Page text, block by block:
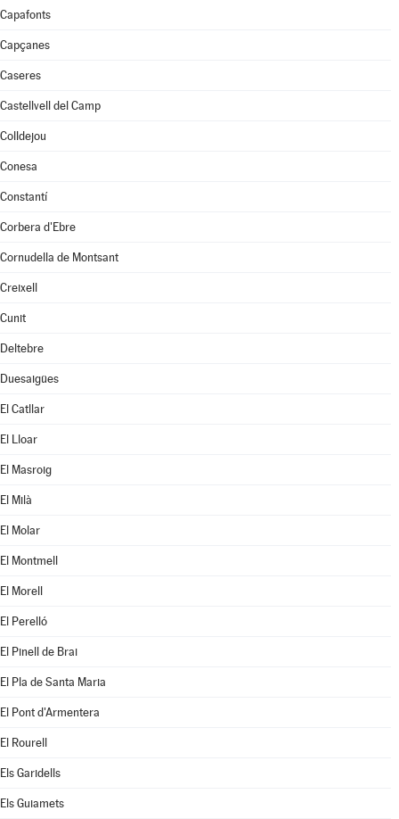
Capafonts
Capçanes
Caseres
Castellvell del Camp
Colldejou
Conesa
Constantí
Corbera d'Ebre
Cornudella de Montsant
Creixell
Cunit
Deltebre
Duesaigües
El Catllar
El Lloar
El Masroig
El Milà
El Molar
El Montmell
El Morell
El Perelló
El Pinell de Brai
El Pla de Santa Maria
El Pont d'Armentera
El Rourell
Els Garidells
Els Guiamets